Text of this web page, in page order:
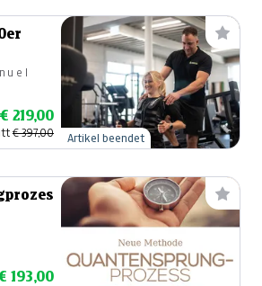
€ 219,00
€ 397,00 Artikel beendet
193,00